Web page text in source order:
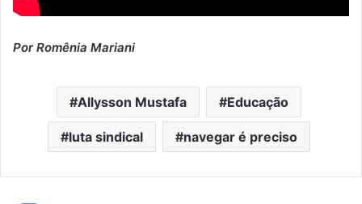
Por Romênia Mariani
Allysson Mustafa Educação
luta sindical navegar é preciso